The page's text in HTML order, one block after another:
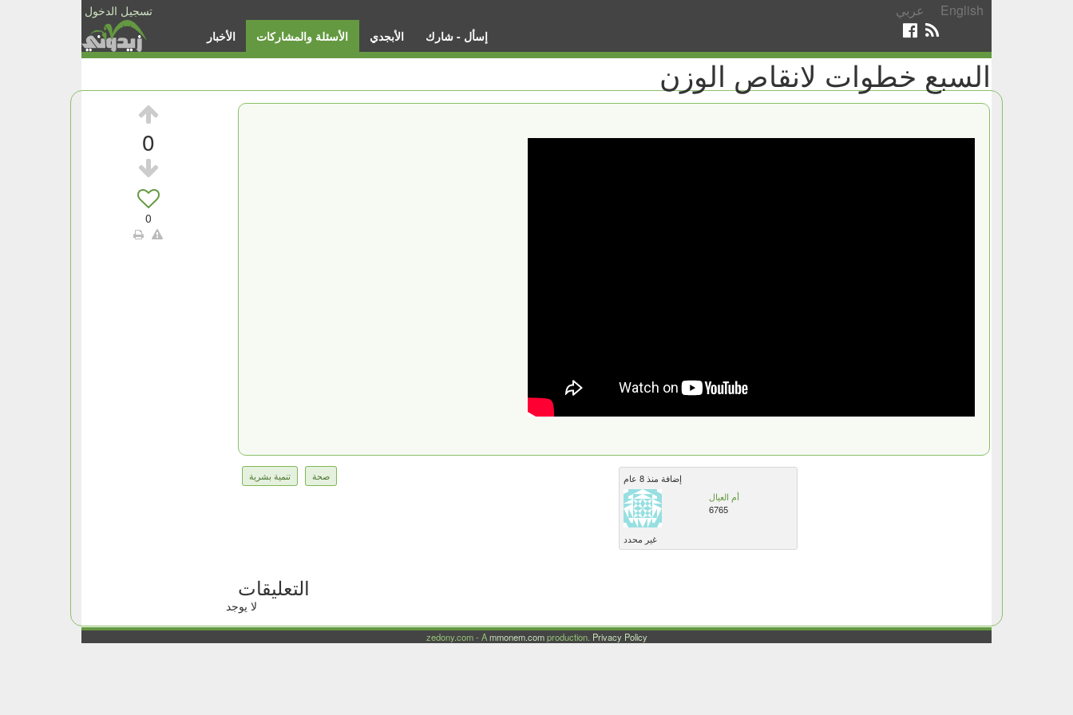
تسجيل الدخول عربي English
الأخبار الأسئلة والمشاركات الأبجدي إسأل - شارك
السبع خطوات لانقاص الوزن
0
0
صحة تنمية بشرية
إضافة منذ 8 عام
أم العيال
6765
غير محدد
التعليقات
لا يوجد
zedony.com - Ammonem.comproduction. Privacy Policy